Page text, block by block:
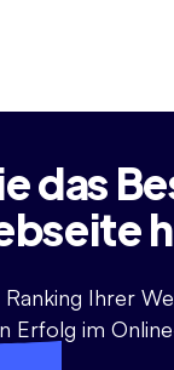
das
Ihrer
Erfolg im